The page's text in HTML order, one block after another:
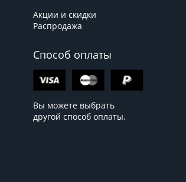
Акции и скидки
Распродажа
Способ оплаты
Вы можете выбрать
другой способ оплаты.